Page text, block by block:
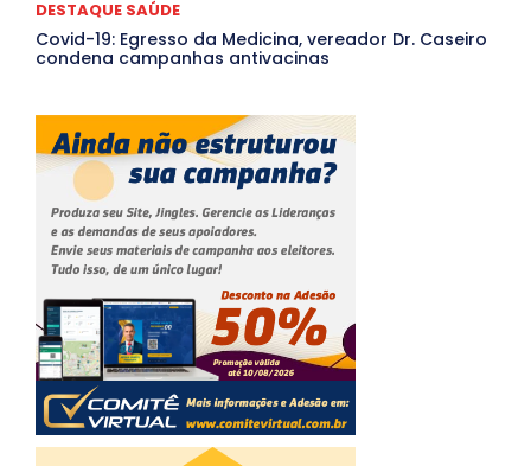
DESTAQUE SAÚDE
Covid-19: Egresso da Medicina, vereador Dr. Caseiro
condena campanhas antivacinas